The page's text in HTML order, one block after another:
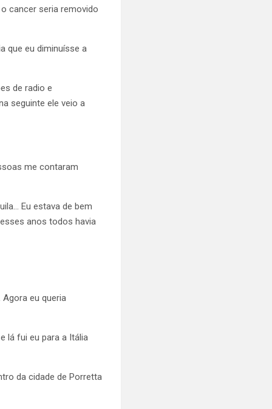
cancer seria removido
que eu diminuísse a
de radio e
seguinte ele veio a
me contaram
Eu estava de bem
anos todos havia
eu queria
lá fui eu para a Itália
da cidade de Porretta